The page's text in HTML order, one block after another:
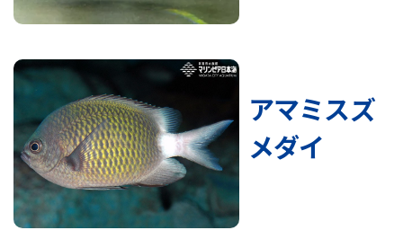
アマミスズ
メダイ